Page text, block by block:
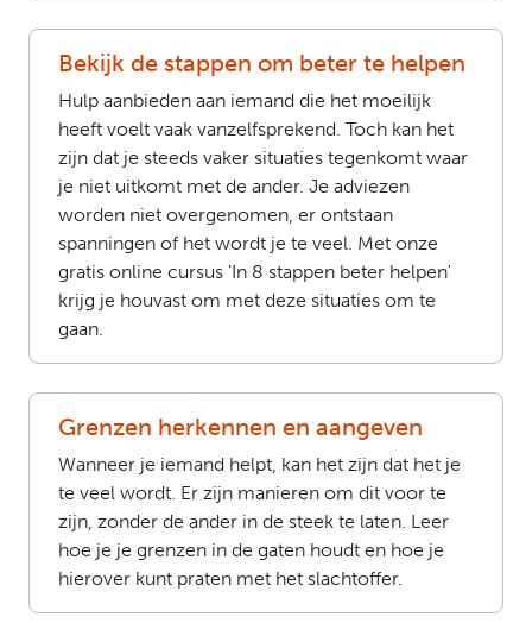
Bekijk de stappen om beter te helpen
Hulp aanbieden aan iemand die het moeilijk
heeft voelt vaak vanzelfsprekend. Toch kan het
zijn dat je steeds vaker situaties tegenkomt waar
je niet uitkomt met de ander. Je adviezen
worden niet overgenomen, er ontstaan
spanningen of het wordt je te veel. Met onze
gratis online cursus 'In 8 stappen beter helpen'
krijg je houvast om met deze situaties om te
gaan.
Grenzen herkennen en aangeven
Wanneer je iemand helpt, kan het zijn dat het je
te veel wordt. Er zijn manieren om dit voor te
zijn, zonder de ander in de steek te laten. Leer
hoe je je grenzen in de gaten houdt en hoe je
hierover kunt praten met het slachtoffer.